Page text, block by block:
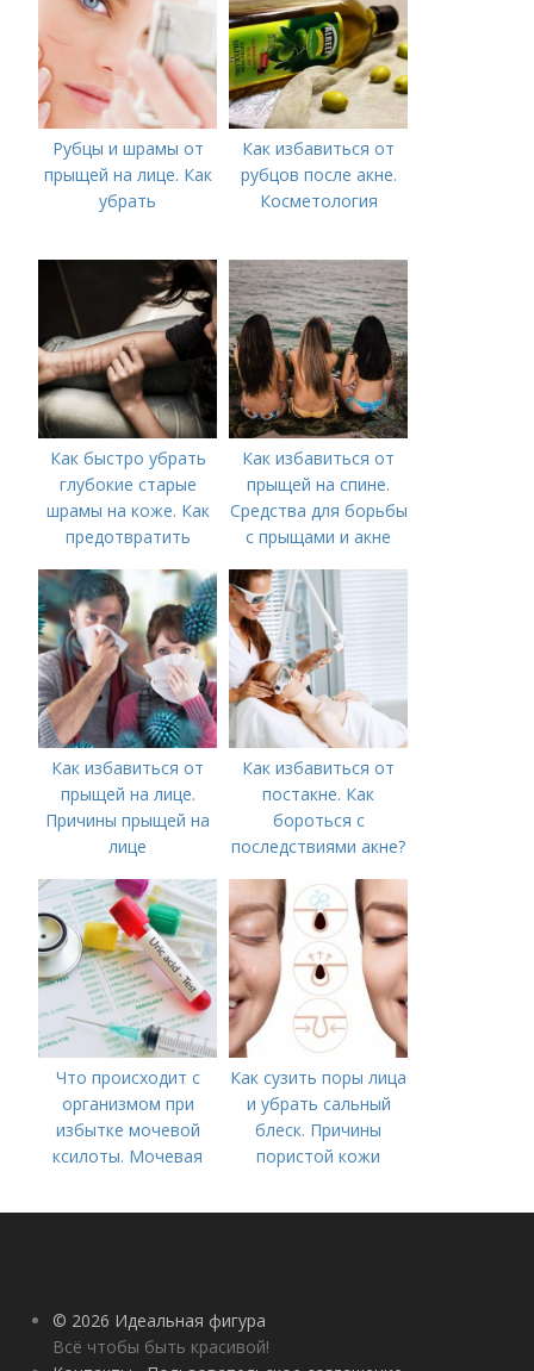
Рубцы и шрамы от
прыщей на лице. Как
убрать
Как избавиться от
рубцов после акне.
Косметология
Как быстро убрать
глубокие старые
шрамы на коже. Как
предотвратить
Как избавиться от
прыщей на спине.
Средства для борьбы
с прыщами и акне
Как избавиться от
прыщей на лице.
Причины прыщей на
лице
Как избавиться от
постакне. Как
бороться с
последствиями акне?
Что происходит с
организмом при
избытке мочевой
ксилоты. Мочевая
норма и отклонения
Как сузить поры лица
и убрать сальный
блеск. Причины
пористой кожи
© 2026 Идеальная фигура
Всё чтобы быть красивой!